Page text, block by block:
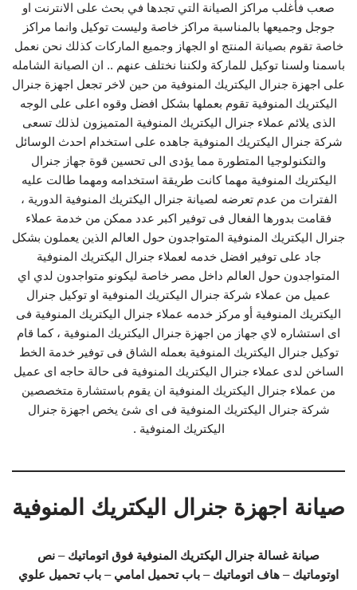
صعب فأغلب مراكز الصيانة التي تجدها في بحث على الانترنت او
جوجل وجميعها بالمناسبة مراكز خاصة وليست توكيل وانما مراكز
خاصة تقوم بصيانة المنتج او الجهاز وجميع الماركات كذلك نحن نعمل
باسمنا ولسنا توكيل للماركة ولكننا نختلف عنهم .. ان الصيانة الشامله
على اجهزة جنرال اليكتريك المنوفية من حين لاخر تجعل اجهزة جنرال
اليكتريك المنوفية تقوم بعملها بشكل افضل وقوه اعلى على الوجه
الذى يلائم عملاء جنرال اليكتريك المنوفية المتميزون لذلك تسعى
شركة جنرال اليكتريك المنوفية جاهده على استخدام احدث الوسائل
والتكنولوجيا المتطورة مما يؤدى الى تحسين قوة جهاز جنرال
اليكتريك المنوفية مهما كانت طريقة استخدامه ومهما طالت عليه
الفترات من عدم تعرضه لصيانة جنرال اليكتريك المنوفية الدورية ،
فقامت بدورها الفعال فى توفير اكبر عدد ممكن من خدمة عملاء
جنرال اليكتريك المنوفية المتواجدون حول العالم الذين يعملون بشكل
جاد على توفير افضل خدمه لعملاء جنرال اليكتريك المنوفية
المتواجدون حول العالم داخل مصر خاصة ليكونو متواجدون لدي اي
عميل من عملاء شركة جنرال اليكتريك المنوفية او توكيل جنرال
اليكتريك المنوفية أو مركز خدمه عملاء جنرال اليكتريك المنوفية فى
اى استشاره لاي جهاز من اجهزة جنرال اليكتريك المنوفية ، كما قام
توكيل جنرال اليكتريك المنوفية بعمله الشاق فى توفير خدمة الخط
الساخن لدى عملاء جنرال اليكتريك المنوفية فى حالة حاجه اى عميل
من عملاء جنرال اليكتريك المنوفية ان يقوم باستشارة متخصصين
شركة جنرال اليكتريك المنوفية فى اى شئ يخص اجهزة جنرال
اليكتريك المنوفية .
صيانة اجهزة جنرال اليكتريك المنوفية
صيانة غسالة جنرال اليكتريك المنوفية فوق اتوماتيك – نص
اوتوماتيك – هاف اتوماتيك – باب تحميل امامي – باب تحميل علوي